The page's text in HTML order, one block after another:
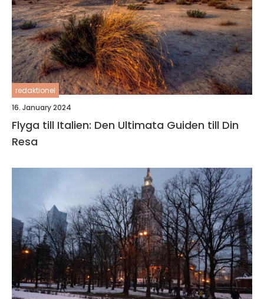
redaktionel
16. January 2024
Flyga till Italien: Den Ultimata Guiden till Din
Resa